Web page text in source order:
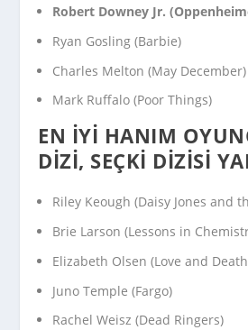
Robert Downey Jr. (
Ryan Gosling (Barbie)
Charles Melton (May December)
Mark Ruffalo (Poor Things)
EN İYI HANIM
DIZI, SEÇKI DIZISI
Riley Keough (Daisy Jones and
Brie Larson (Lessons in
Elizabeth Olsen (Love and Death
Juno Temple (Fargo)
Rachel Weisz (Dead Ringers)